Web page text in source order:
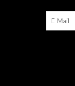
System: Repo Tack